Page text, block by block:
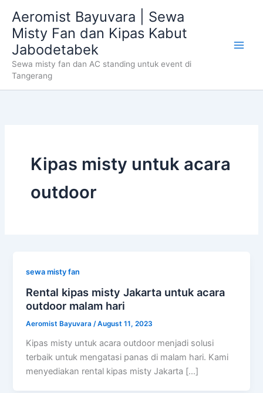
content
Aeromist Bayuvara | Sewa
Misty Fan dan Kipas Kabut
Jabodetabek
Sewa misty fan dan AC standing untuk event di
Tangerang
Kipas misty untuk acara
outdoor
sewa misty fan
Rental kipas misty Jakarta untuk acara
outdoor malam hari
Aeromist Bayuvara /August 11, 2023
Kipas misty untuk acara outdoor menjadi solusi
terbaik untuk mengatasi panas di malam hari. Kami
menyediakan rental kipas misty Jakarta […]